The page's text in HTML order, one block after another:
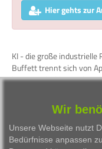
Hier gehts zur
KI - die große industrielle
Buffett trennt sich von
hat man die klassischen
Person
Wir
Unsere Webseite nutzt
Bedürfnisse anpassen